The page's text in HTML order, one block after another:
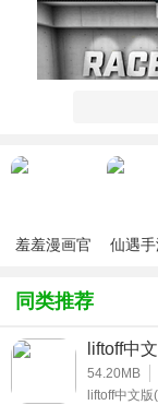
本游修改了无限金
游戏特点
升级的引擎，加
油漆你的车，定
羞羞漫画官
仙遇
同类推荐
liftoff中
54.20MB
liftoff中文